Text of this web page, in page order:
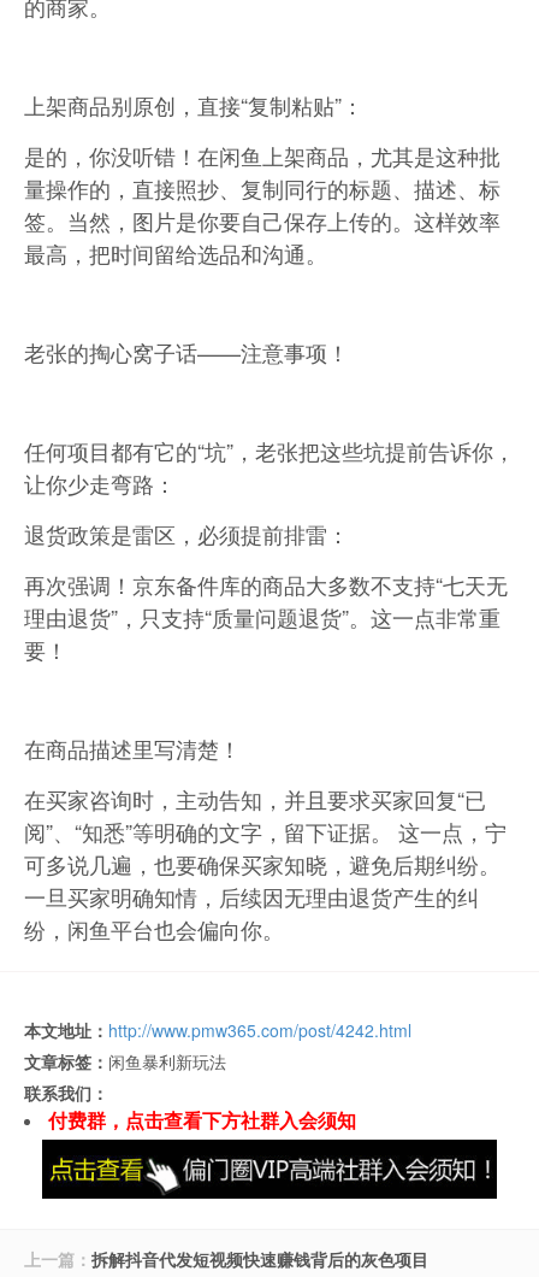
上架商品别原创，直接“复制粘贴”：
是的，你没听错！在闲鱼上架商品，尤其是这种批
量操作的，直接照抄、复制同行的标题、描述、标
签。当然，图片是你要自己保存上传的。这样效率
最高，把时间留给选品和沟通。
老张的掏心窝子话——注意事项！
任何项目都有它的“坑”，老张把这些坑提前告诉你，
让你少走弯路：
退货政策是雷区，必须提前排雷：
再次强调！京东备件库的商品大多数不支持“七天无
理由退货”，只支持“质量问题退货”。这一点非常重
要！
在商品描述里写清楚！
在买家咨询时，主动告知，并且要求买家回复“已
阅”、“知悉”等明确的文字，留下证据。 这一点，宁
可多说几遍，也要确保买家知晓，避免后期纠纷。
一旦买家明确知情，后续因无理由退货产生的纠
纷，闲鱼平台也会偏向你。
本文地址： http://www.pmw365.com/post/4242.html
文章标签： 闲鱼暴利新玩法
联系我们：
付费群，点击查看下方社群入会须知
上一篇： 拆解抖音代发短视频快速赚钱背后的灰色项目